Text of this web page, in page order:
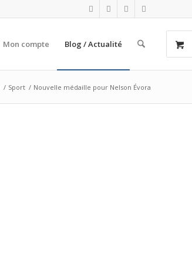
Mon compte Blog / Actualité
/ Sport / Nouvelle médaille pour Nelson Évora